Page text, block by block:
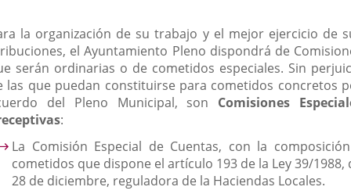
externa.
la organización de su trabajo y el mejor ejercicio de
el Ayuntamiento Pleno dispondrá de
serán ordinarias o de cometidos especiales. Sin
las que puedan constituirse para cometidos concretos
del Pleno Municipal, son Comisiones
:
La Comisión Especial de Cuentas, con la
cometidos que dispone el artículo 193 de la Ley 39/1988,
28 de diciembre, reguladora de la Haciendas Locales.